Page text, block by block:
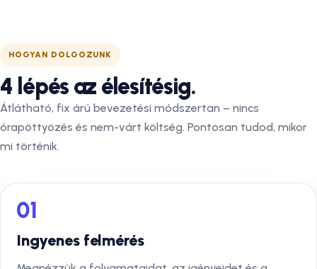
HOGYAN DOLGOZUNK
4 lépés az élesítésig.
Átlátható, fix árú bevezetési módszertan – nincs
órapöttyözés és nem-várt költség. Pontosan tudod, mikor
mi történik.
01
Ingyenes felmérés